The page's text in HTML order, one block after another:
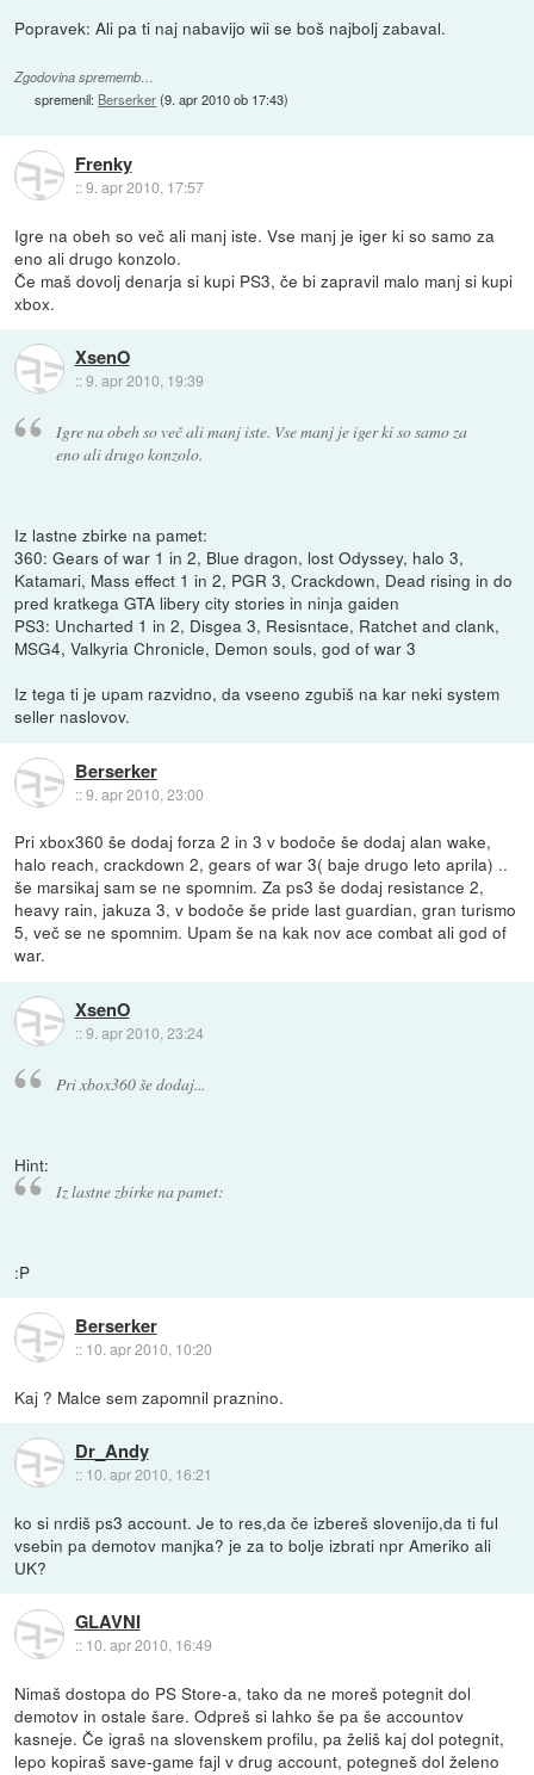
Popravek: Ali pa ti naj nabavijo wii se boš najbolj zabaval.
Zgodovina sprememb…
spremenil: Berserker(9. apr 2010 ob 17:43)
Frenky
::9. apr 2010, 17:57
Igre na obeh so več ali manj iste. Vse manj je iger ki so samo za
eno ali drugo konzolo.
Če maš dovolj denarja si kupi PS3, če bi zapravil malo manj si kupi
xbox.
XsenO
::9. apr 2010, 19:39
Igre na obeh so več ali manj iste. Vse manj je iger ki so samo za
eno ali drugo konzolo.
Iz lastne zbirke na pamet:
360: Gears of war 1 in 2, Blue dragon, lost Odyssey, halo 3,
Katamari, Mass effect 1 in 2, PGR 3, Crackdown, Dead rising in do
pred kratkega GTA libery city stories in ninja gaiden
PS3: Uncharted 1 in 2, Disgea 3, Resisntace, Ratchet and clank,
MSG4, Valkyria Chronicle, Demon souls, god of war 3
Iz tega ti je upam razvidno, da vseeno zgubiš na kar neki system
seller naslovov.
Berserker
::9. apr 2010, 23:00
Pri xbox360 še dodaj forza 2 in 3 v bodoče še dodaj alan wake,
halo reach, crackdown 2, gears of war 3( baje drugo leto aprila) ..
še marsikaj sam se ne spomnim. Za ps3 še dodaj resistance 2,
heavy rain, jakuza 3, v bodoče še pride last guardian, gran turismo
5, več se ne spomnim. Upam še na kak nov ace combat ali god of
war.
XsenO
::9. apr 2010, 23:24
Pri xbox360 še dodaj...
Hint:
Iz lastne zbirke na pamet:
:P
Berserker
:: 10. apr 2010, 10:20
Kaj ? Malce sem zapomnil praznino.
Dr_Andy
:: 10. apr 2010, 16:21
ko si nrdiš ps3 account. Je to res,da če izbereš slovenijo,da ti ful
vsebin pa demotov manjka? je za to bolje izbrati npr Ameriko ali
UK?
GLAVNI
:: 10. apr 2010, 16:49
Nimaš dostopa do PS Store-a, tako da ne moreš potegnit dol
demotov in ostale šare. Odpreš si lahko še pa še accountov
kasneje. Če igraš na slovenskem profilu, pa želiš kaj dol potegnit,
lepo kopiraš save-game fajl v drug account, potegneš dol želeno